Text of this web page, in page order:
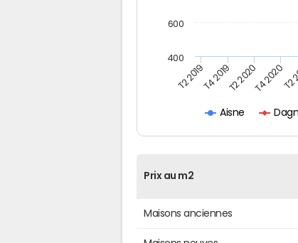
Aisne
T2 2019T4 2019T2 2020T4 2020T2
400
600
Prix au m2
Maisons anciennes